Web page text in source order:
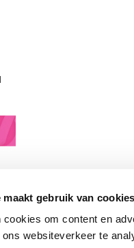
maakt gebruik van cookies
cookies om content en
ons websiteverkeer te